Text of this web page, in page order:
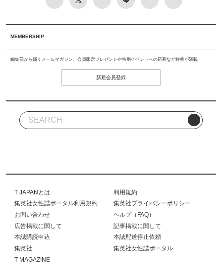
MEMBERSHIP
編集部から届くメールマガジン、会員限定プレゼントや特別イベントへの応募など特典が満載
新規会員登録
T JAPANとは
利用規約
集英社女性誌ポータル利用規約
集英社プライバシーポリシー
お問い合わせ
ヘルプ（FAQ）
広告掲載に関して
記事掲載に関して
本誌購読申込
本誌配送停止依頼
集英社
集英社女性誌ポータル
T MAGAZINE